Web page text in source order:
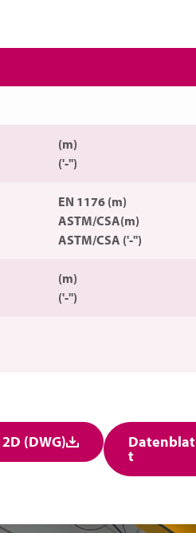
(m)
('-'')
EN 1176 (m)
ASTM/CSA(m)
ASTM/CSA ('-'')
(m)
('-'')
2D (DWG) Datenblat
t